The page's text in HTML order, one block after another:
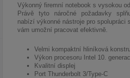
Výkonný firemní notebook s vysokou
Právě tyto náročné požadavky
nabízí výkonné nástrojepro spolupráci
vám umožní pracovat efektivně.
Velmi kompaktní hliníková
Výkon procesoru Intel 10.
Kvalitní displej
Port Thunderbolt 3/Type-C